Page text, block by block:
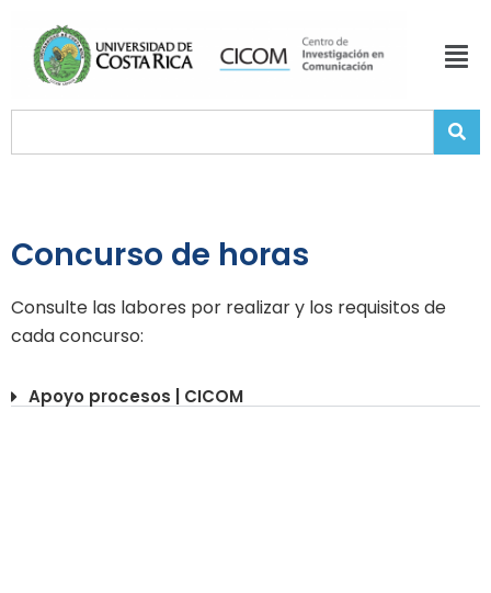
Concurso de horas
Consulte las labores por realizar y los requisitos de
cada concurso:
Apoyo procesos | CICOM